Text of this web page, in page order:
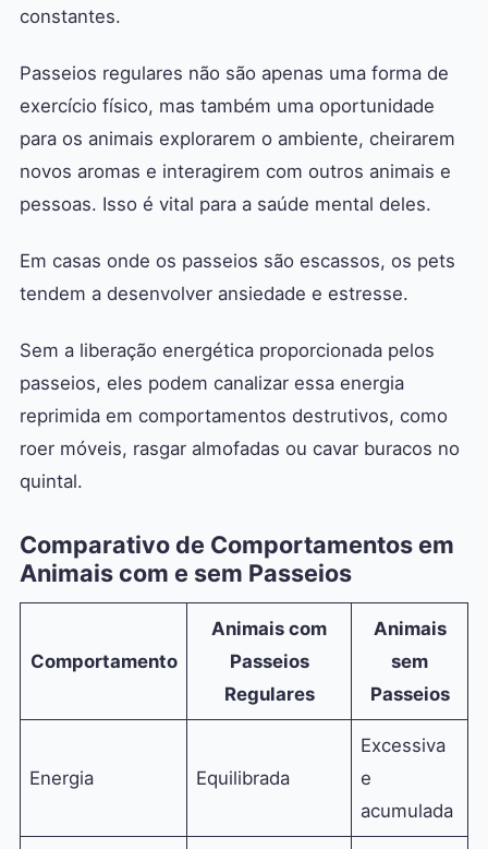
constantes.
Passeios regulares não são apenas uma forma de
exercício físico, mas também uma oportunidade
para os animais explorarem o ambiente, cheirarem
novos aromas e interagirem com outros animais e
pessoas. Isso é vital para a saúde mental deles.
Em casas onde os passeios são escassos, os pets
tendem a desenvolver ansiedade e estresse.
Sem a liberação energética proporcionada pelos
passeios, eles podem canalizar essa energia
reprimida em comportamentos destrutivos, como
roer móveis, rasgar almofadas ou cavar buracos no
quintal.
Comparativo de Comportamentos em
Animais com e sem Passeios
Comportamento
Animais com
Passeios
Regulares
Animais
sem
Passeios
Energia Equilibrada
Excessiva
e
acumulada